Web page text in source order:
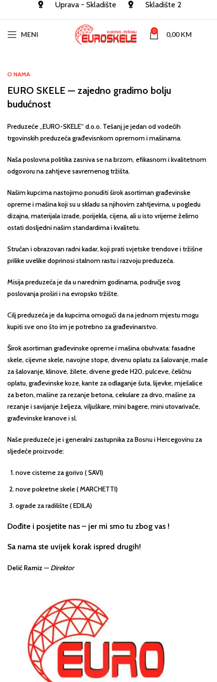
Uprava - Skladište Skladište 2
MENI 0 0,00KM
O NAMA
EURO SKELE — zajedno gradimo bolju
budućnost
Preduzeće „EURO-SKELE“ d.o.o. Tešanj je jedan od vodećih
trgovinskih preduzeća građevisnkom opremom i mašinama.
Naša poslovna politika zasniva se na brzom, efikasnom i kvalitetnom
odgovoru na zahtjeve savremenog tržišta.
Našim kupcima nastojimo ponuditi širok asortiman građevinske
opreme i mašina koji su u skladu sa njihovim zahtjevima, u pogledu
dizajna, materijala izrade, porijekla, cijena, ali u isto vrijeme želimo
ostati dosljedni našim standardima i kvalitetu.
Stručan i obrazovan radni kadar, koji prati svjetske trendove i tržišne
prilike uvelike doprinosi stalnom rastu i razvoju preduzeća.
Misija preduzeća je da u narednim godinama, područje svog
poslovanja proširi i na evropsko tržište.
Cilj preduzeća je da kupcima omogući da na jednom mjestu mogu
kupiti sve ono što im je potrebno za građevinarstvo.
Širok asortiman građevinske opreme i mašina obuhvata: fasadne
skele, cijevne skele, navojne stope, drvenu oplatu za šalovanje, maše
za šalovanje, klinove, žilete, drvene grede H20, pulceve, čeličnu
oplatu, građevinske koze, kante za odlaganje šuta, lijevke, mješalice
za beton, mašine za rezanje betona, cekulare za drvo, mašine za
rezanje i savijanje željeza, viljuškare, mini bagere, mini utovarivače,
građevinske kranove i sl.
Naše preduzeće je i generalni zastupnika za Bosnu i Hercegovinu za
sljedeće proizvode:
nove cisterne za gorivo ( SAVI)
nove pokretne skele ( MARCHETTI)
ograde za radilište ( EDILA)
Dođite i posjetite nas – jer mi smo tu zbog vas !
Sa nama ste uvijek korak ispred drugih!
Delić Ramiz — Direktor